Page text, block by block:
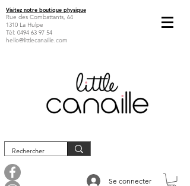
Visitez notre boutique physique
Rue des Combattants, 64
1310 La Hulpe
Tél: 0494 63 97 54
hello@littlecanaille.com
Se connecter